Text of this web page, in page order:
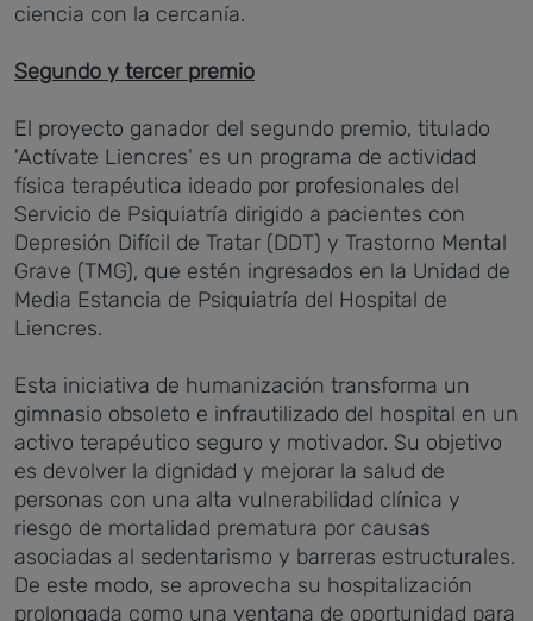
ciencia con la cercanía.
Segundo y tercer premio
El proyecto ganador del segundo premio, titulado
'Actívate Liencres' es un programa de actividad
física terapéutica ideado por profesionales del
Servicio de Psiquiatría dirigido a pacientes con
Depresión Difícil de Tratar (DDT) y Trastorno Mental
Grave (TMG), que estén ingresados en la Unidad de
Media Estancia de Psiquiatría del Hospital de
Liencres.
Esta iniciativa de humanización transforma un
gimnasio obsoleto e infrautilizado del hospital en un
activo terapéutico seguro y motivador. Su objetivo
es devolver la dignidad y mejorar la salud de
personas con una alta vulnerabilidad clínica y
riesgo de mortalidad prematura por causas
asociadas al sedentarismo y barreras estructurales.
De este modo, se aprovecha su hospitalización
prolongada como una ventana de oportunidad para